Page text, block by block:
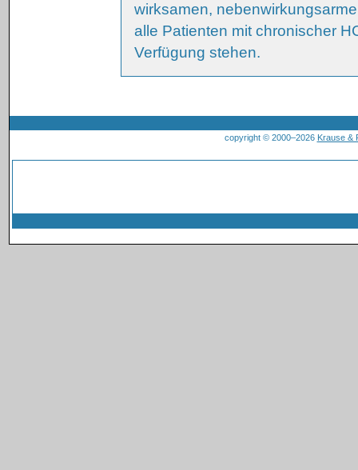
wirksamen,
alle Patienten mit chronischer
Verfügung stehen.
copyright © 2000–2026 Krause &